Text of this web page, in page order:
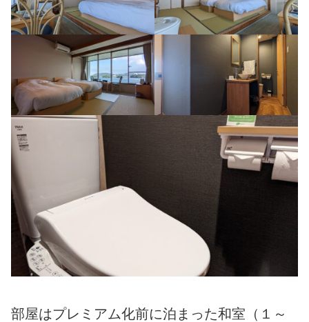
部屋はプレミアム化前に泊まった和室（１～